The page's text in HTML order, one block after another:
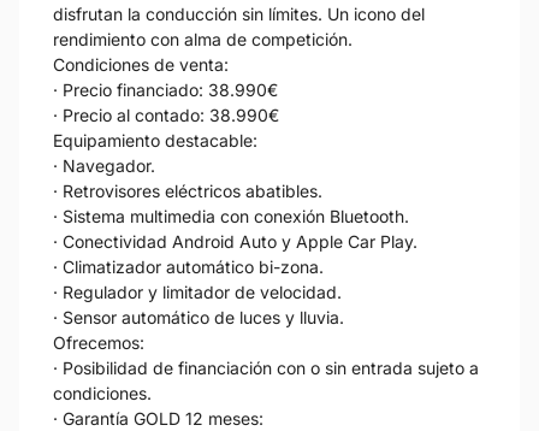
disfrutan la conducción sin límites. Un icono del
rendimiento con alma de competición.
Condiciones de venta:
· Precio financiado: 38.990€
· Precio al contado: 38.990€
Equipamiento destacable:
· Navegador.
· Retrovisores eléctricos abatibles.
· Sistema multimedia con conexión Bluetooth.
· Conectividad Android Auto y Apple Car Play.
· Climatizador automático bi-zona.
· Regulador y limitador de velocidad.
· Sensor automático de luces y lluvia.
Ofrecemos:
· Posibilidad de financiación con o sin entrada sujeto a
condiciones.
· Garantía GOLD 12 meses: